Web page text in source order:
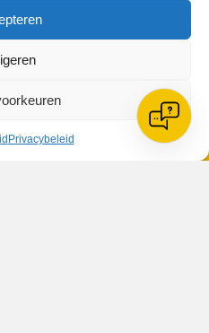
Privacybeleid